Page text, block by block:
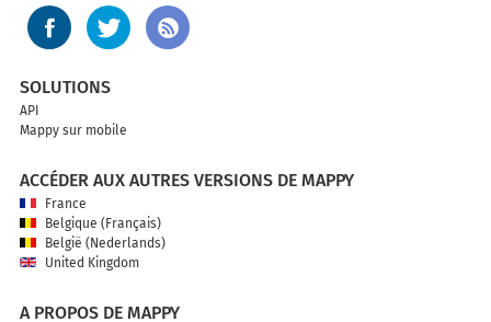
SOLUTIONS
API
Mappy sur mobile
ACCÉDER AUX AUTRES VERSIONS DE MAPPY
France
Belgique (Français)
België (Nederlands)
United Kingdom
A PROPOS DE MAPPY